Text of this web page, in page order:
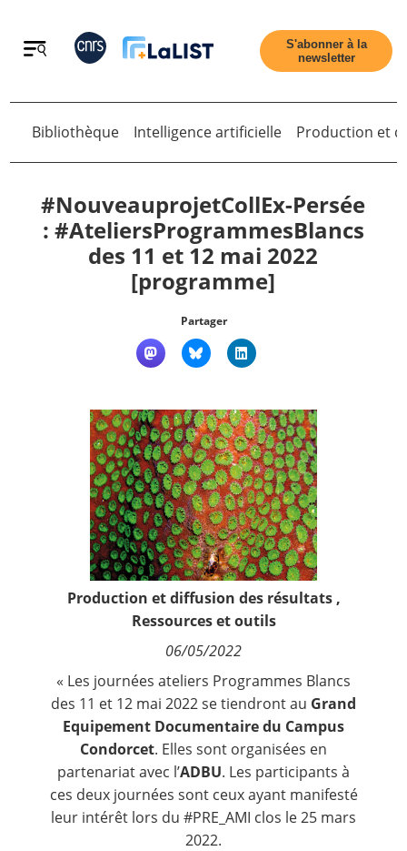
Retour
Qui sommes nous ?
Nous suivre
S'abonner à la
newsletter
Retour
Bibliothèque Intelligence artificielle Production et
#NouveauprojetCollEx-Persée
: #AteliersProgrammesBlancs
des 11 et 12 mai 2022
[programme]
Partager
Production et diffusion des résultats,
Ressources et outils
06/05/2022
« Les journées ateliers Programmes Blancs
des 11 et 12 mai 2022 se tiendront au Grand
Equipement Documentaire du Campus
Condorcet. Elles sont organisées en
partenariat avec l’ADBU. Les participants à
ces deux journées sont ceux ayant manifesté
leur intérêt lors du #PRE_AMI clos le 25 mars
2022.